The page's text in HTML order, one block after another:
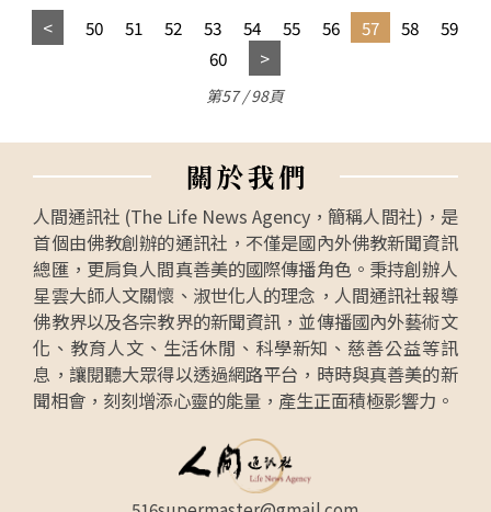
50 51 52 53 54 55 56 57 58
59
60
第57 / 98頁
關於我們
人間通訊社 (The Life News Agency，簡稱人間社)，是
首個由佛教創辦的通訊社，不僅是國內外佛教新聞資訊
總匯，更肩負人間真善美的國際傳播角色。秉持創辦人
星雲大師人文關懷、淑世化人的理念，人間通訊社報導
佛教界以及各宗教界的新聞資訊，並傳播國內外藝術文
化、教育人文、生活休閒、科學新知、慈善公益等訊
息，讓閱聽大眾得以透過網路平台，時時與真善美的新
聞相會，刻刻增添心靈的能量，產生正面積極影響力。